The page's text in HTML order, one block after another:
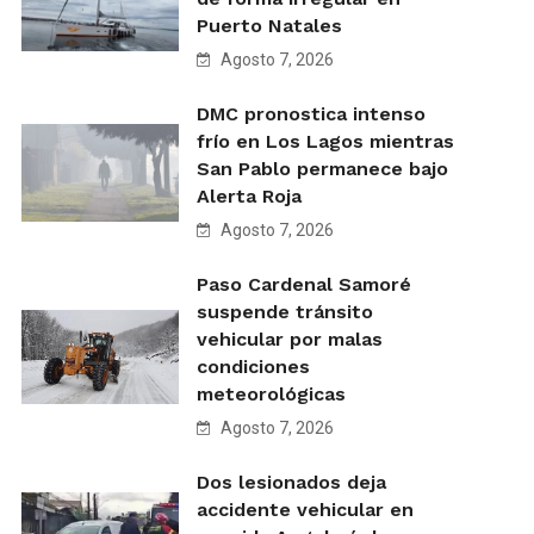
Puerto Natales
Agosto 7, 2026
DMC pronostica intenso
frío en Los Lagos mientras
San Pablo permanece bajo
Alerta Roja
Agosto 7, 2026
Paso Cardenal Samoré
suspende tránsito
vehicular por malas
condiciones
meteorológicas
Agosto 7, 2026
Dos lesionados deja
accidente vehicular en